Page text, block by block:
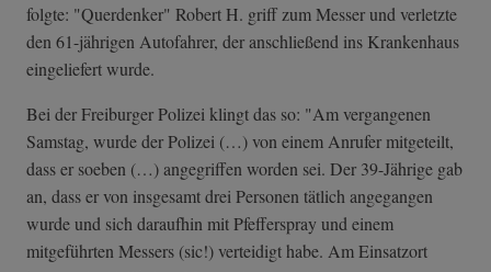
folgte: "Querdenker" Robert H. griff zum Messer und verletzte
den 61-jährigen Autofahrer, der anschließend ins Krankenhaus
eingeliefert wurde.
Bei der Freiburger Polizei klingt das so: "Am vergangenen
Samstag, wurde der Polizei (…) von einem Anrufer mitgeteilt,
dass er soeben (…) angegriffen worden sei. Der 39-Jährige gab
an, dass er von insgesamt drei Personen tätlich angegangen
wurde und sich daraufhin mit Pfefferspray und einem
mitgeführten Messers (sic!) verteidigt habe. Am Einsatzort